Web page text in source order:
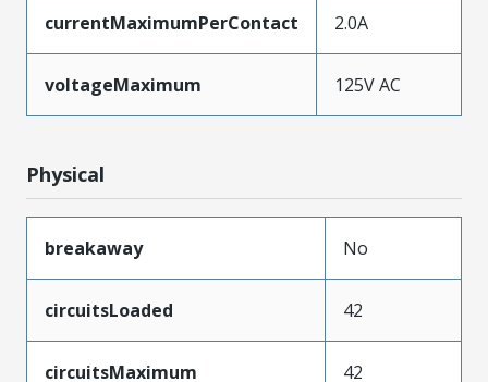
currentMaximumPerContact 2.0A
voltageMaximum 125V AC
Physical
breakaway No
circuitsLoaded 42
circuitsMaximum 42